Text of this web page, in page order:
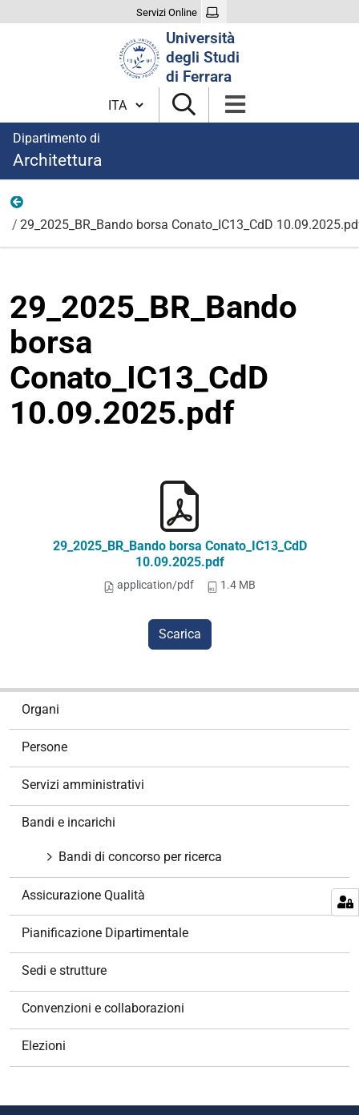
Servizi Online
Università
degli Studi
di Ferrara
Cambia lingua
Dipartimento di
Architettura
29_2025_BR_Bando borsa Conato_IC13_CdD
29_2025_BR_Bando
borsa
Conato_IC13_CdD
10.09.2025.pdf
29_2025_BR_Bando borsa Conato_IC13_CdD
10.09.2025.pdf
application/pdf 1.4 MB
Scarica
n
Organi
Persone
Servizi amministrativi
Bandi e incarichi
Bandi di concorso per ricerca
Assicurazione Qualità
Pianificazione Dipartimentale
Sedi e strutture
Convenzioni e collaborazioni
Elezioni